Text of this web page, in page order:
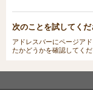
次のことを試してくだ
アドレスバーにページア
たかどうかを確認してくだ